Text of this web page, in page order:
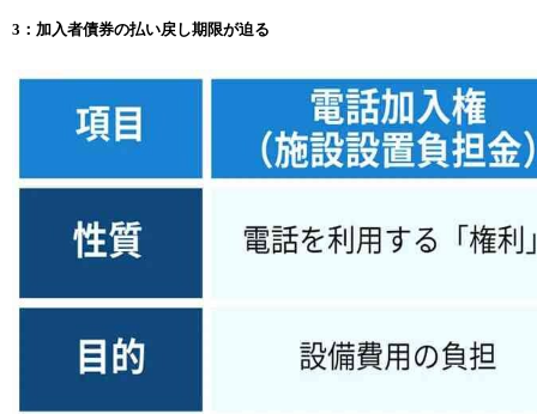
3：加入者債券の払い戻し期限が迫る